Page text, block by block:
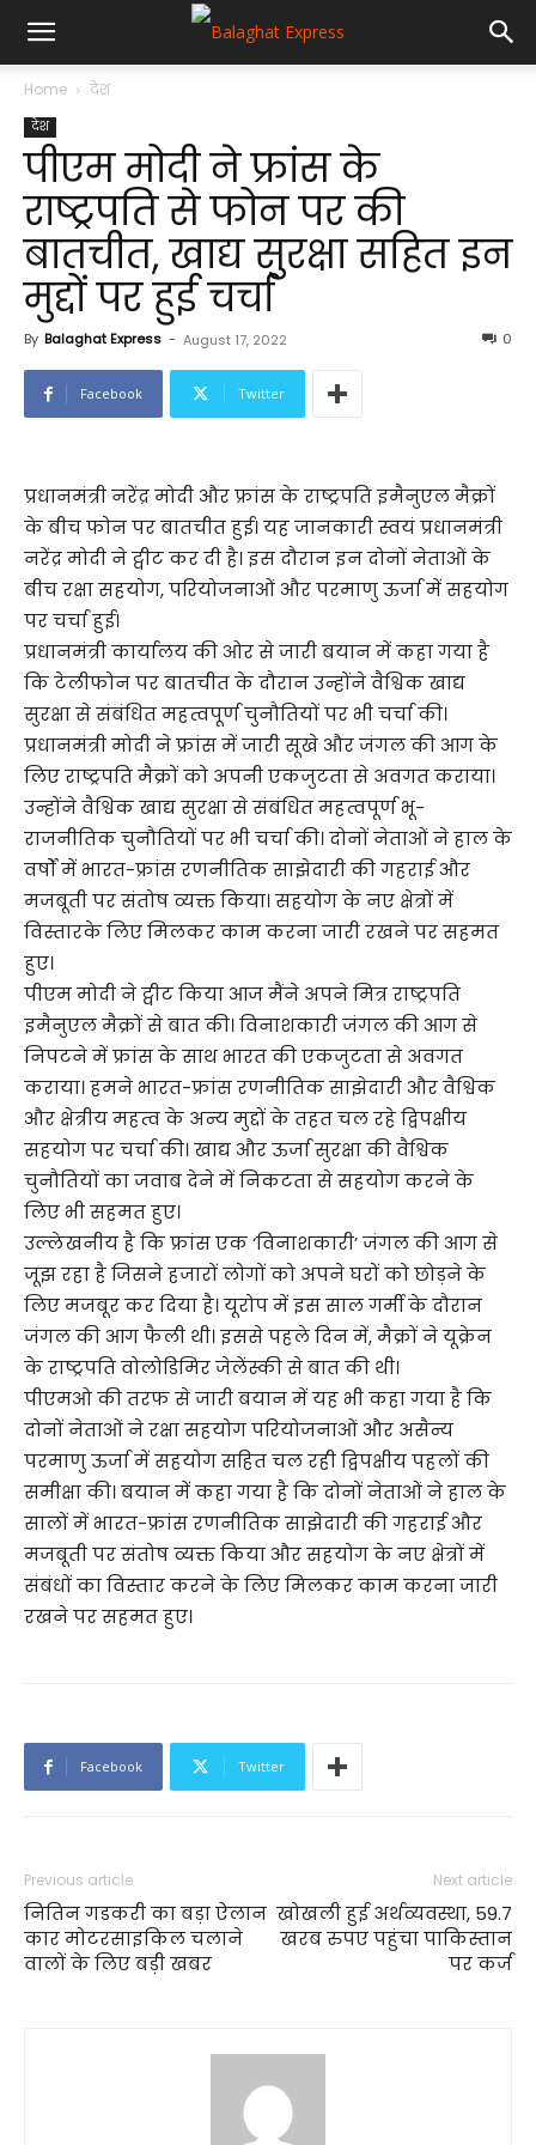
Home देश
देश
पीएम मोदी ने फ्रांस के
राष्ट्रपति से फोन पर की
बातचीत, खाद्य सुरक्षा सहित इन
मुद्दों पर हुई चर्चा
By Balaghat Express - August 17, 2022 0
Facebook Twitter
प्रधानमंत्री नरेंद्र मोदी और फ्रांस के राष्ट्रपति इमैनुएल मैक्रों
के बीच फोन पर बातचीत हुई। यह जानकारी स्वयं प्रधानमंत्री
नरेंद्र मोदी ने ट्वीट कर दी है। इस दौरान इन दोनों नेताओं के
बीच रक्षा सहयोग, परियोजनाओं और परमाणु ऊर्जा में सहयोग
पर चर्चा हुई।
प्रधानमंत्री कार्यालय की ओर से जारी बयान में कहा गया है
कि टेलीफोन पर बातचीत के दौरान उन्होंने वैश्विक खाद्य
सुरक्षा से संबंधित महत्वपूर्ण चुनौतियों पर भी चर्चा की।
प्रधानमंत्री मोदी ने फ्रांस में जारी सूखे और जंगल की आग के
लिए राष्ट्रपति मैक्रों को अपनी एकजुटता से अवगत कराया।
उन्होंने वैश्विक खाद्य सुरक्षा से संबंधित महत्वपूर्ण भू-
राजनीतिक चुनौतियों पर भी चर्चा की। दोनों नेताओं ने हाल के
वर्षों में भारत-फ्रांस रणनीतिक साझेदारी की गहराई और
मजबूती पर संतोष व्यक्त किया। सहयोग के नए क्षेत्रों में
विस्तारके लिए मिलकर काम करना जारी रखने पर सहमत
हुए।
पीएम मोदी ने ट्वीट किया आज मैंने अपने मित्र राष्ट्रपति
इमैनुएल मैक्रों से बात की। विनाशकारी जंगल की आग से
निपटने में फ्रांस के साथ भारत की एकजुटता से अवगत
कराया। हमने भारत-फ्रांस रणनीतिक साझेदारी और वैश्विक
और क्षेत्रीय महत्व के अन्य मुद्दों के तहत चल रहे द्विपक्षीय
सहयोग पर चर्चा की। खाद्य और ऊर्जा सुरक्षा की वैश्विक
चुनौतियों का जवाब देने में निकटता से सहयोग करने के
लिए भी सहमत हुए।
उल्लेखनीय है कि फ्रांस एक ‘विनाशकारी’ जंगल की आग से
जूझ रहा है जिसने हजारों लोगों को अपने घरों को छोड़ने के
लिए मजबूर कर दिया है। यूरोप में इस साल गर्मी के दौरान
जंगल की आग फैली थी। इससे पहले दिन में, मैक्रों ने यूक्रेन
के राष्ट्रपति वोलोडिमिर जेलेंस्की से बात की थी।
पीएमओ की तरफ से जारी बयान में यह भी कहा गया है कि
दोनों नेताओं ने रक्षा सहयोग परियोजनाओं और असैन्य
परमाणु ऊर्जा में सहयोग सहित चल रही द्विपक्षीय पहलों की
समीक्षा की। बयान में कहा गया है कि दोनों नेताओं ने हाल के
सालों में भारत-फ्रांस रणनीतिक साझेदारी की गहराई और
मजबूती पर संतोष व्यक्त किया और सहयोग के नए क्षेत्रों में
संबंधों का विस्तार करने के लिए मिलकर काम करना जारी
रखने पर सहमत हुए।
Facebook Twitter
Previous article
नितिन गडकरी का बड़ा ऐलान
कार मोटरसाइकिल चलाने
वालों के लिए बड़ी खबर
Next article
खोखली हुई अर्थव्यवस्था, 59.7
खरब रुपए पहुंचा पाकिस्तान
पर कर्ज